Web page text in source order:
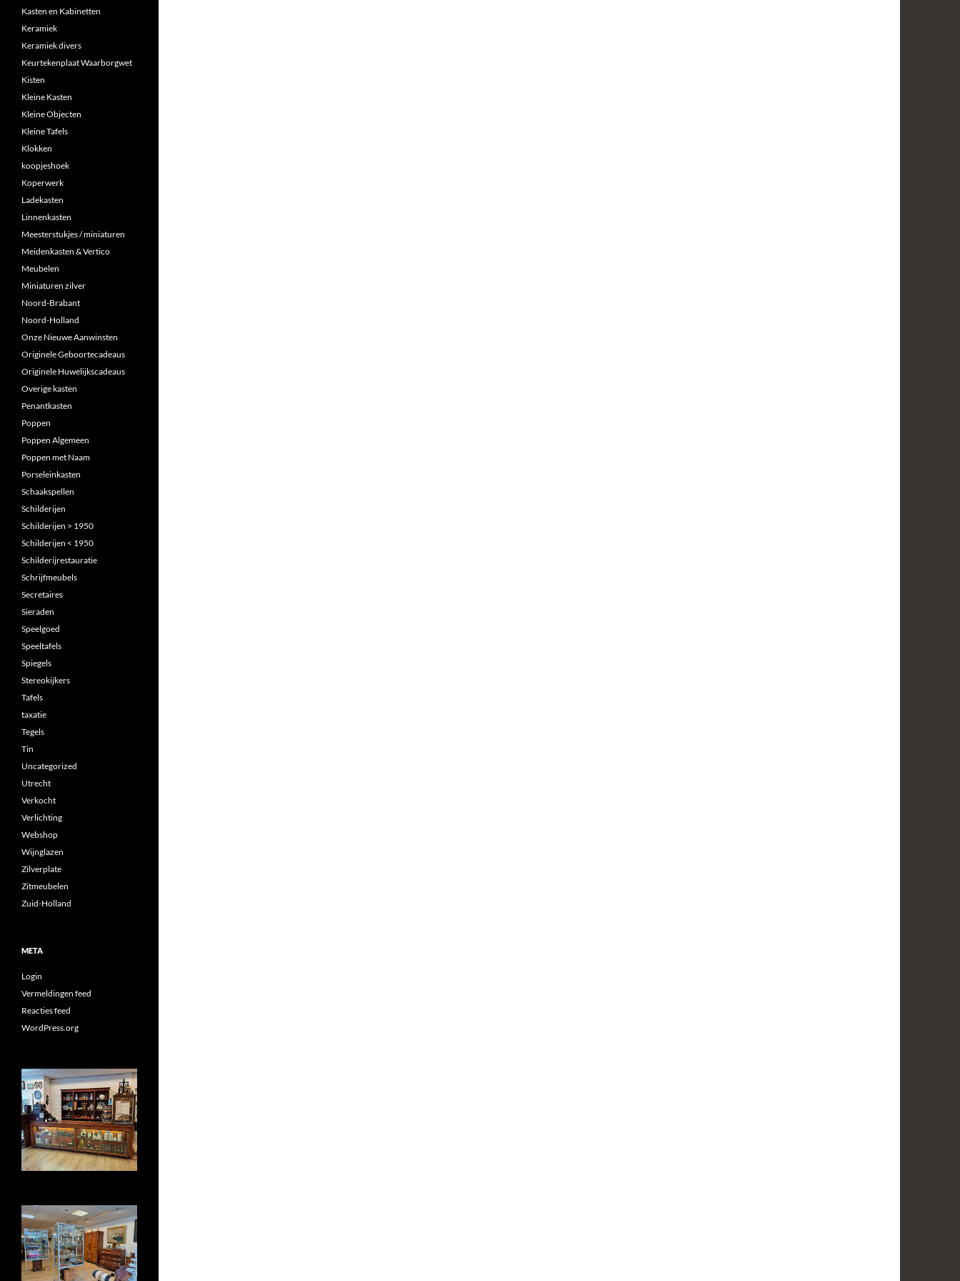
Kasten en Kabinetten
Keramiek
Keramiek divers
Keurtekenplaat Waarborgwet
Kisten
Kleine Kasten
Kleine Objecten
Kleine Tafels
Klokken
koopjeshoek
Koperwerk
Ladekasten
Linnenkasten
Meesterstukjes / miniaturen
Meidenkasten & Vertico
Meubelen
Miniaturen zilver
Noord-Brabant
Noord-Holland
Onze Nieuwe Aanwinsten
Originele Geboortecadeaus
Originele Huwelijkscadeaus
Overige kasten
Penantkasten
Poppen
Poppen Algemeen
Poppen met Naam
Porseleinkasten
Schaakspellen
Schilderijen
Schilderijen > 1950
Schilderijen < 1950
Schilderijrestauratie
Schrijfmeubels
Secretaires
Sieraden
Speelgoed
Speeltafels
Spiegels
Stereokijkers
Tafels
taxatie
Tegels
Tin
Uncategorized
Utrecht
Verkocht
Verlichting
Webshop
Wijnglazen
Zilverplate
Zitmeubelen
Zuid-Holland
META
Login
Vermeldingen feed
Reacties feed
WordPress.org